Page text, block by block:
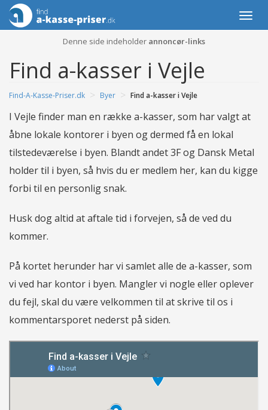
Denne side indeholder annoncør-links
Find a-kasser i Vejle
Find-A-Kasse-Priser.dk > Byer > Find a-kasser i Vejle
I Vejle finder man en række a-kasser, som har valgt at
åbne lokale kontorer i byen og dermed få en lokal
tilstedeværelse i byen. Blandt andet 3F og Dansk Metal
holder til i byen, så hvis du er medlem her, kan du kigge
forbi til en personlig snak.
Husk dog altid at aftale tid i forvejen, så de ved du
kommer.
På kortet herunder har vi samlet alle de a-kasser, som
vi ved har kontor i byen. Mangler vi nogle eller oplever
du fejl, skal du være velkommen til at skrive til os i
kommentarsporet nederst på siden.